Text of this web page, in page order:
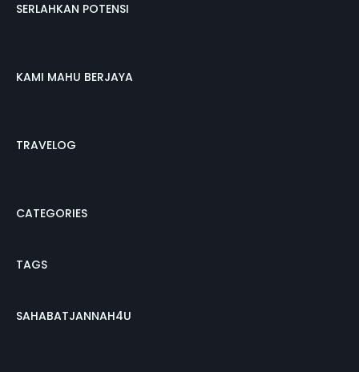
SERLAHKAN POTENSI
KAMI MAHU BERJAYA
TRAVELOG
CATEGORIES
TAGS
SAHABATJANNAH4U